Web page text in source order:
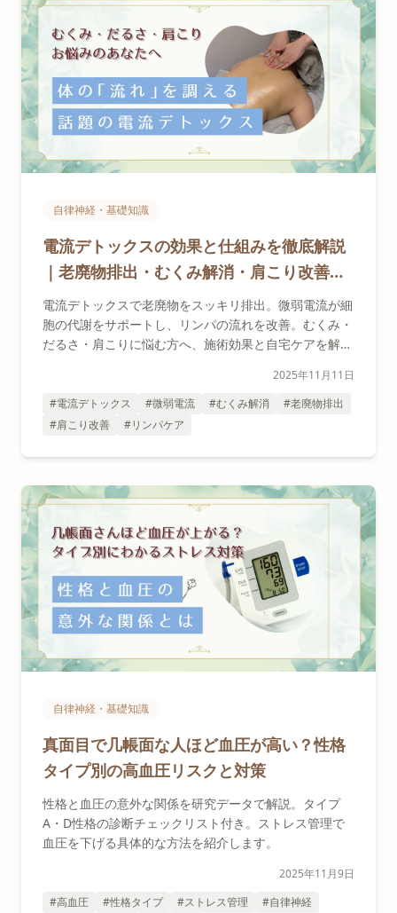
自律神経・基礎知識
電流デトックスの効果と仕組みを徹底解説
｜老廃物排出・むくみ解消・肩こり改善に
悩む女性のための施術ガイド
電流デトックスで老廃物をスッキリ排出。微弱電流が細
胞の代謝をサポートし、リンパの流れを改善。むくみ・
だるさ・肩こりに悩む方へ、施術効果と自宅ケアを解説
2025年11月11日
#電流デトックス
#微弱電流 #むくみ解消
#老廃物排出
#肩こり改善
#リンパケア
自律神経・基礎知識
真面目で几帳面な人ほど血圧が高い？性格
タイプ別の高血圧リスクと対策
性格と血圧の意外な関係を研究データで解説。タイプ
A・D性格の診断チェックリスト付き。ストレス管理で
血圧を下げる具体的な方法を紹介します。
2025年11月9日
#高血圧
#性格タイプ #ストレス管理
#自律神経